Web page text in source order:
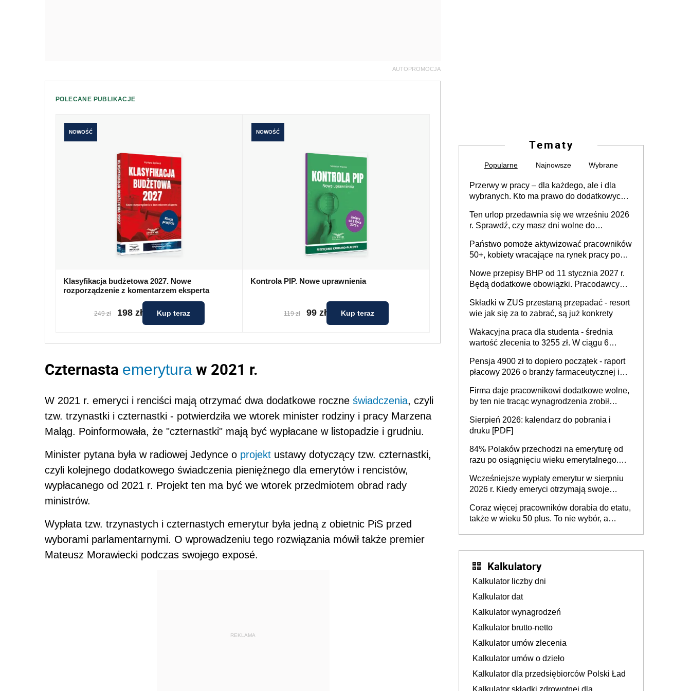
AUTOPROMOCJA
POLECANE PUBLIKACJE
NOWOŚĆ
Klasyfikacja budżetowa 2027. Nowe
rozporządzenie z komentarzem eksperta
249 zł 198 zł Kup teraz
NOWOŚĆ
Kontrola PIP. Nowe uprawnienia
119 zł 99 zł Kup teraz
Czternasta emerytura w 2021 r.
W 2021 r. emeryci i renciści mają otrzymać dwa dodatkowe roczne świadczenia, czyli
tzw. trzynastki i czternastki - potwierdziła we wtorek minister rodziny i pracy Marzena
Maląg. Poinformowała, że "czternastki" mają być wypłacane w listopadzie i grudniu.
Minister pytana była w radiowej Jedynce o projekt ustawy dotyczący tzw. czternastki,
czyli kolejnego dodatkowego świadczenia pieniężnego dla emerytów i rencistów,
wypłacanego od 2021 r. Projekt ten ma być we wtorek przedmiotem obrad rady
ministrów.
Wypłata tzw. trzynastych i czternastych emerytur była jedną z obietnic PiS przed
wyborami parlamentarnymi. O wprowadzeniu tego rozwiązania mówił także premier
Mateusz Morawiecki podczas swojego exposé.
REKLAMA
Tematy
Popularne Najnowsze Wybrane
Przerwy w pracy – dla każdego, ale i dla
wybranych. Kto ma prawo do dodatkowych
Ten urlop przedawnia się we wrześniu 2026
r. Sprawdź, czy masz dni wolne do
Państwo pomoże aktywizować pracowników
50+, kobiety wracające na rynek pracy po
osoby neuroatypowe. Powstanie Fundusz
na rzecz Inkluzywności w Zatrudnianiu?
Nowe przepisy BHP od 11 stycznia 2027 r.
Będą dodatkowe obowiązki. Pracodawcy
Składki w ZUS przestaną przepadać - resort
wie jak się za to zabrać, są już konkrety
Wakacyjna praca dla studenta - średnia
wartość zlecenia to 3255 zł. W ciągu 6
ponad 10,7 tys. zł
Pensja 4900 zł to dopiero początek - raport
płacowy 2026 o branży farmaceutycznej i
Firma daje pracownikowi dodatkowe wolne,
by ten nie tracąc wynagrodzenia zrobił
sprawdza
Sierpień 2026: kalendarz do pobrania i
druku [PDF]
84% Polaków przechodzi na emeryturę od
razu po osiągnięciu wieku emerytalnego.
dłużej, ale czy jest w stanie? Pracownicy
45+ to siła napędowa gospodarki
Wcześniejsze wypłaty emerytur w sierpniu
2026 r. Kiedy emeryci otrzymają swoje
Coraz więcej pracowników dorabia do etatu,
także w wieku 50 plus. To nie wybór, a
Kalkulatory
Kalkulator liczby dni
Kalkulator dat
Kalkulator wynagrodzeń
Kalkulator brutto-netto
Kalkulator umów zlecenia
Kalkulator umów o dzieło
Kalkulator dla przedsiębiorców Polski Ład
Kalkulator składki zdrowotnej dla